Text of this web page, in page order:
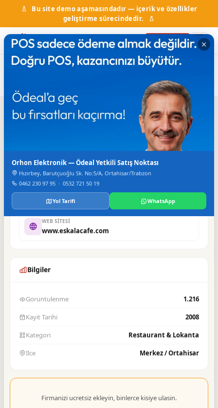
Bu site demo aşamasındadır — içerik ve özellikler
geliştirme sürecindedir.
Firma Ekle
Eskala Restaurant &
TELEFON
0 462 321 86 00
E-POSTA
bahadirbahara@hotmail.com
WEB SITESI
www.eskalacafe.com
Bilgiler
Goruntulenme 1.216
Kayit Tarihi 2008
Kategori Restaurant & Lokanta
Ilce Merkez / Ortahisar
Firmanizi ucretsiz ekleyin, binlerce kisiye ulasin.
Orhon Elektronik — Ödeal Yetkili Satış Noktası
Hızırbey, Barutçuoğlu Sk. No:5/A, Ortahisar/Trabzon
0462 230 97 95 · 0532 721 50 19
Yol Tarifi WhatsApp